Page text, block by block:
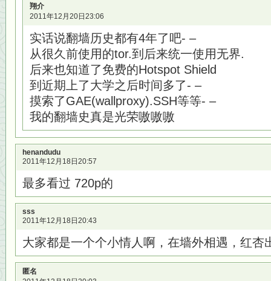
翔介
2011年12月20日23:06
实话说翻墙历史都有4年了吧- –
从很久前使用的tor.到后来统一使用无界.
后来也知道了免费的Hotspot Shield
到近期上了大学之后时间多了- –
摸索了GAE(wallproxy).SSH等等- –
我的翻墙史真是光荣嗷嗷嗷
henandudu
2011年12月18日20:57
最多看过 720p的
sss
2011年12月18日20:43
大家都是一个个小情人啊，在墙外相遇，红杏
匿名